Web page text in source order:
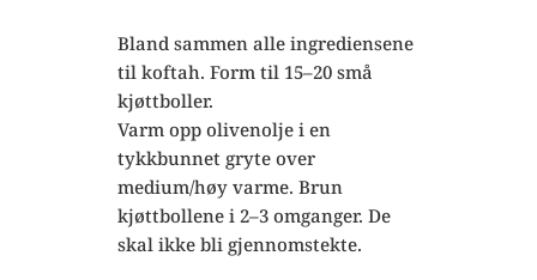
Bland sammen alle ingrediensene
til koftah. Form til 15–20 små
kjøttboller.
Varm opp olivenolje i en
tykkbunnet gryte over
medium/høy varme. Brun
kjøttbollene i 2–3 omganger. De
skal ikke bli gjennomstekte.